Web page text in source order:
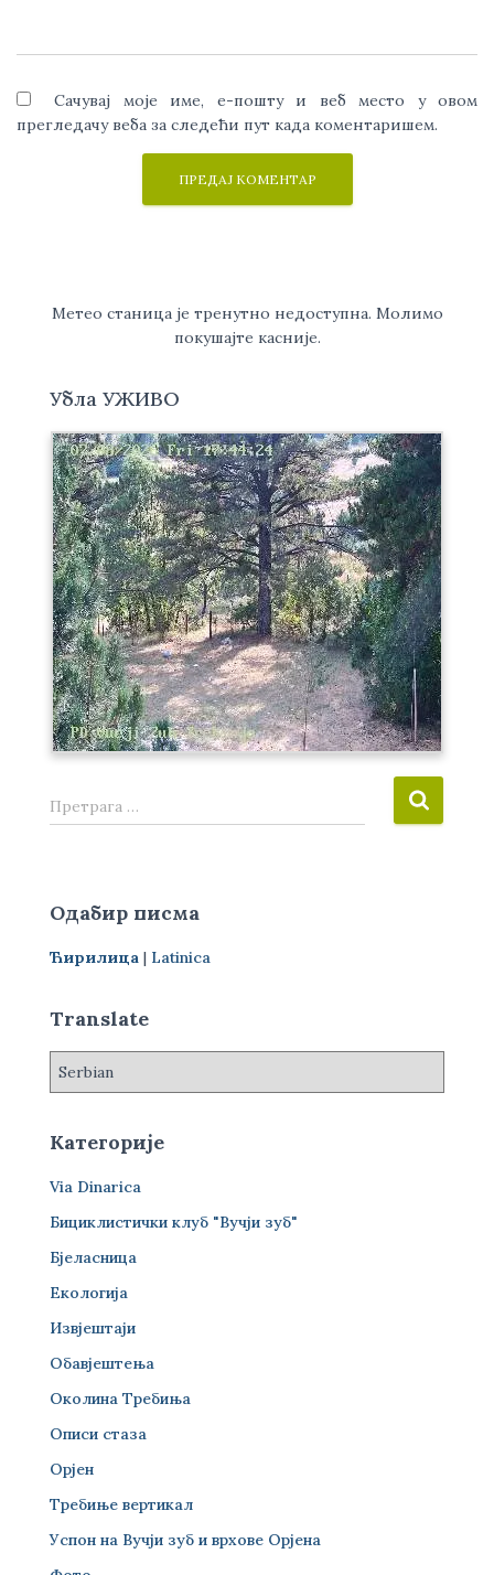
Сачувај моје име, е-пошту и веб место у овом
прегледачу веба за следећи пут када коментаришем.
Метео станица је тренутно недоступна. Молимо
покушајте касније.
Убла УЖИВО
П
р
а
а
а
Претрага …
Одабир писма
Ћирилица | Latinica
Translate
Категорије
Via Dinarica
Бициклистички клуб "Вучји зуб"
Бјеласница
Екологија
Извјештаји
Обавјештења
Околина Требиња
Описи стаза
Орјен
Требиње вертикал
Успон на Вучји зуб и врхове Орјена